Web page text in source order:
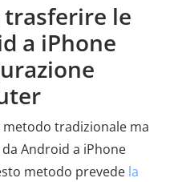
trasferire le
a iPhone
tradizionale ma
Android a iPhone
metodo prevede la